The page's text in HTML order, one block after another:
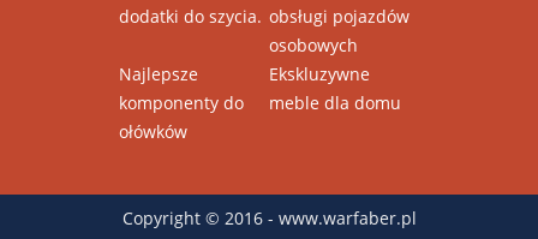
dodatki do szycia. obsługi pojazdów
osobowych
Najlepsze
komponenty do
ołówków
Ekskluzywne
meble dla domu
Copyright © 2016 - www.warfaber.pl